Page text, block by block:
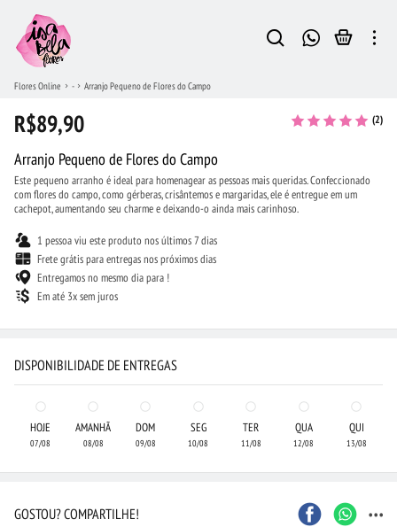
Flores Online - Arranjo Pequeno de Flores do Campo
R$89,90 (2)
Arranjo Pequeno de Flores do Campo
Este pequeno arranho é ideal para homenagear as pessoas mais queridas. Confeccionado
com flores do campo, como gérberas, crisântemos e margaridas, ele é entregue em um
cachepot, aumentando seu charme e deixando-o ainda mais carinhoso.
1 pessoa viu este produto nos últimos 7 dias
Frete grátis para entregas nos próximos dias
Entregamos no mesmo dia para !
Em até 3x sem juros
DISPONIBILIDADE DE ENTREGAS
HOJE
07/08
AMANHÃ
08/08
DOM
09/08
SEG
10/08
TER
11/08
QUA
12/08
QUI
13/08
GOSTOU? COMPARTILHE! ...